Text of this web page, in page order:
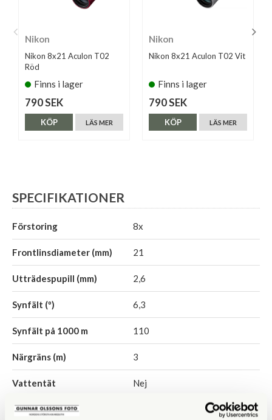
Nikon
Nikon 8x21 Aculon T02
Röd
Finns i lager
790 SEK
LÄS MER
KÖP
Nikon
Nikon 8x21 Aculon T02 Vit
Finns i lager
790 SEK
LÄS MER
KÖP
SPECIFIKATIONER
Förstoring 8x
Frontlinsdiameter (mm) 21
Utträdespupill (mm) 2,6
Synfält (º) 6,3
Synfält på 1000 m 110
Närgräns (m) 3
Vattentät Nej
Fokuseringstyp